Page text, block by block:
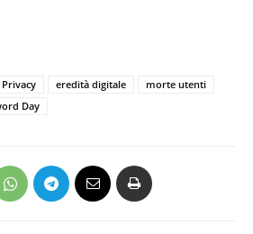
Privacy eredità digitale
morte utenti
Day